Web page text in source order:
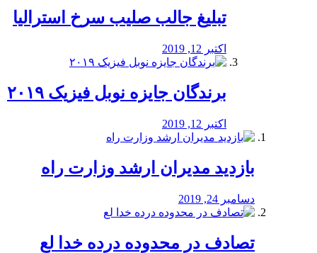
تبلیغ جالب صلیب سرخ استرالیا
اکتبر 12, 2019
برندگان جایزه نوبل فیزیک ۲۰۱۹
اکتبر 12, 2019
بازدید مدیران ارشد وزارت راه
دسامبر 24, 2019
تصادف در محدوده درده خدا لع